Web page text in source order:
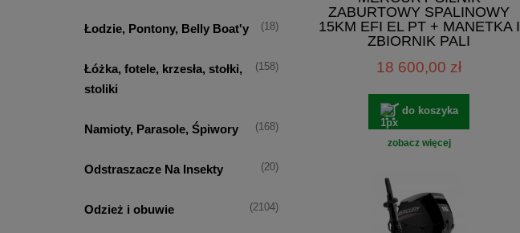
Łodzie, Pontony, Belly Boat'y (18)
Łóżka, fotele, krzesła, stołki,
stoliki
(158)
Namioty, Parasole, Śpiwory (168)
Odstraszacze Na Insekty (20)
Odzież i obuwie (2104)
ZABURTOWY SPALINOWY
15KM EFI EL PT + MANETKA I
ZBIORNIK PALI
18 600,00 zł
do koszyka
zobacz więcej